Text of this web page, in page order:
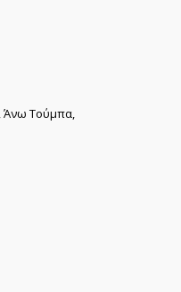
Άνω Τούμπα,